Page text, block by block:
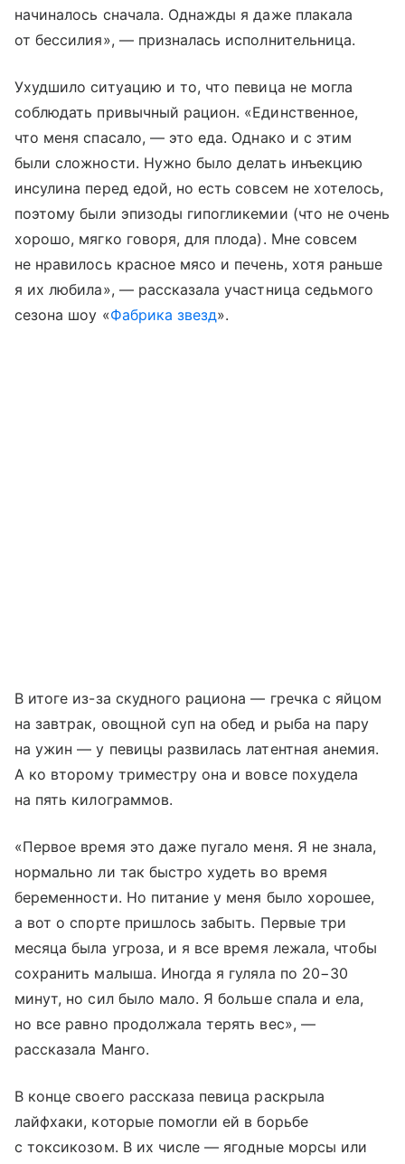
начиналось сначала. Однажды я даже плакала
от бессилия», — призналась исполнительница.
Ухудшило ситуацию и то, что певица не могла
соблюдать привычный рацион. «Единственное,
что меня спасало, — это еда. Однако и с этим
были сложности. Нужно было делать инъекцию
инсулина перед едой, но есть совсем не хотелось,
поэтому были эпизоды гипогликемии (что не очень
хорошо, мягко говоря, для плода). Мне совсем
не нравилось красное мясо и печень, хотя раньше
я их любила», — рассказала участница седьмого
сезона шоу «Фабрика звезд».
В итоге из-за скудного рациона — гречка с яйцом
на завтрак, овощной суп на обед и рыба на пару
на ужин — у певицы развилась латентная анемия.
А ко второму триместру она и вовсе похудела
на пять килограммов.
«Первое время это даже пугало меня. Я не знала,
нормально ли так быстро худеть во время
беременности. Но питание у меня было хорошее,
а вот о спорте пришлось забыть. Первые три
месяца была угроза, и я все время лежала, чтобы
сохранить малыша. Иногда я гуляла по 20−30
минут, но сил было мало. Я больше спала и ела,
но все равно продолжала терять вес», —
рассказала Манго.
В конце своего рассказа певица раскрыла
лайфхаки, которые помогли ей в борьбе
с токсикозом. В их числе — ягодные морсы или